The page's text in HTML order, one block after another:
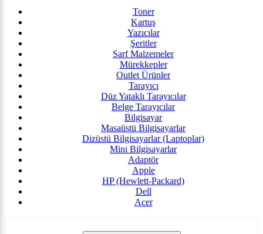
Toner
Kartuş
Yazıcılar
Şeritler
Sarf Malzemeler
Mürekkepler
Outlet Ürünler
Tarayıcı
Düz Yataklı Tarayıcılar
Belge Tarayıcılar
Bilgisayar
Masaüstü Bilgisayarlar
Dizüstü Bilgisayarlar (Laptoplar)
Mini Bilgisayarlar
Adaptör
Apple
HP (Hewlett-Packard)
Dell
Acer